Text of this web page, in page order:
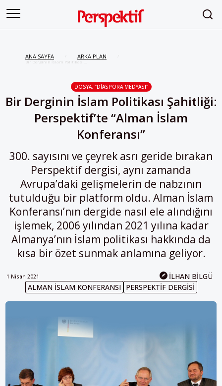
ANA SAYFA ARKA PLAN
Bir Derginin İslam Politikası
Şahitliği: Perspektif’te “Alman
DOSYA: "DIASPORA MEDYASI"
Bir Derginin İslam Politikası Şahitliği:
Perspektif’te “Alman İslam
Konferansı”
300. sayısını ve çeyrek asrı geride bırakan
Perspektif dergisi, aynı zamanda
Avrupa’daki gelişmelerin de nabzının
tutulduğu bir platform oldu. Alman İslam
Konferansı’nın dergide nasıl ele alındığını
işlemek, 2006 yılından 2021 yılına kadar
Almanya’nın İslam politikası hakkında da
kısa bir özet sunmak anlamına geliyor.
1 Nisan 2021
İLHAN BILGÜ
ALMAN İSLAM KONFERANSI
PERSPEKTIF DERGISI